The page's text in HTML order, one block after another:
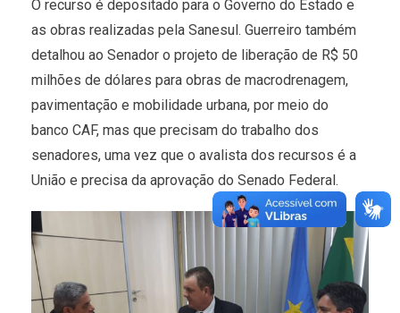
O recurso é depositado para o Governo do Estado e
as obras realizadas pela Sanesul. Guerreiro também
detalhou ao Senador o projeto de liberação de R$ 50
milhões de dólares para obras de macrodrenagem,
pavimentação e mobilidade urbana, por meio do
banco CAF, mas que precisam do trabalho dos
senadores, uma vez que o avalista dos recursos é a
União e precisa da aprovação do Senado Federal.